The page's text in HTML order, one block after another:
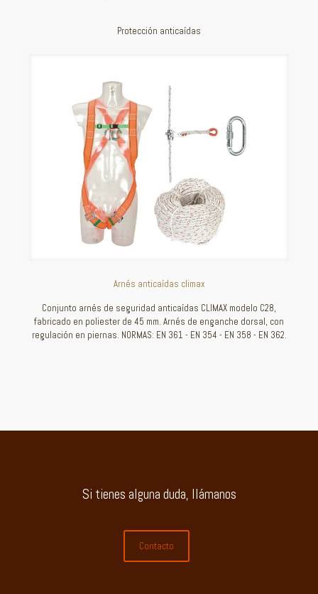
Protección anticaídas
Arnés anticaídas climax
Conjunto arnés de seguridad anticaídas CLIMAX modelo C28,
fabricado en poliester de 45 mm. Arnés de enganche dorsal, con
regulación en piernas. NORMAS: EN 361 - EN 354 - EN 358 - EN 362.
Si tienes alguna duda, llámanos
Contacto